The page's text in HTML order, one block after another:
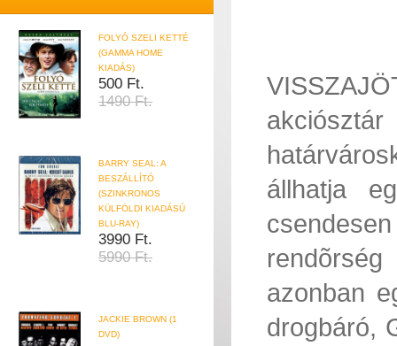
FOLYÓ SZELI KETTÉ
(GAMMA HOME
KIADÁS)
500 Ft.
1490 Ft.
BARRY SEAL: A
BESZÁLLÍTÓ
(SZINKRONOS
KÜLFÖLDI KIADÁSÚ
BLU-RAY)
3990 Ft.
5990 Ft.
JACKIE BROWN (1
DVD)
állhatja
azonban
drogbáró,